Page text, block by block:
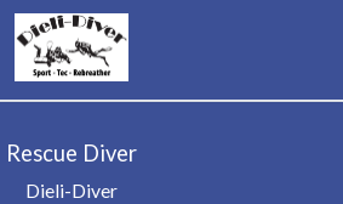
Rescue Diver
Dieli-Diver